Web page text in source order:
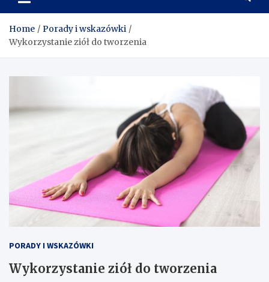
wskazówek o siłowni,
odżywkach i suplementacji
Home
Porady i wskazówki
Wykorzystanie ziół do tworzenia
PORADY I WSKAZÓWKI
Wykorzystanie ziół do tworzenia